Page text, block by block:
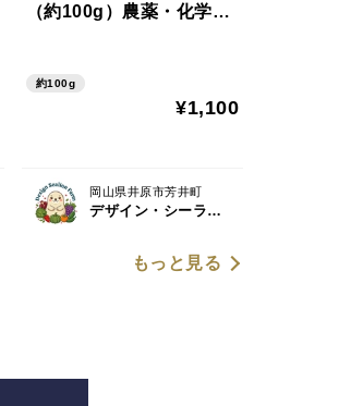
（約100g）農薬・化学肥
約100g
¥1,100
岡山県井原市芳井町
デザイン・シーライオン・ファーム
もっと見る